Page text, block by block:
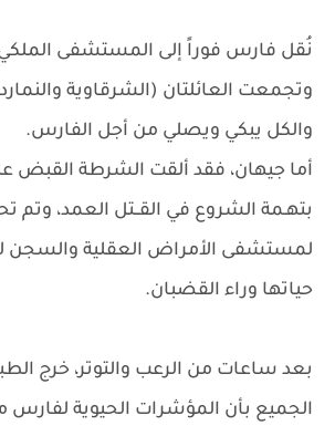
نُقل فارس فوراً إلى المستشفى الملكي
وتجمعت العائلتان (الشرقاوية
والكل يبكي ويصلي من أجل الفارس.
أما جيهان، فقد ألقت الشرطة القبض
بتهـمة الشروع في القــتل العمد، وتم
لمستشفى الأمراض العقلية والسجن
حياتها وراء القضبان.
بعد ساعات من الرعب والتوتر، خرج
الجميع بأن المؤشرات الحيوية لفارس